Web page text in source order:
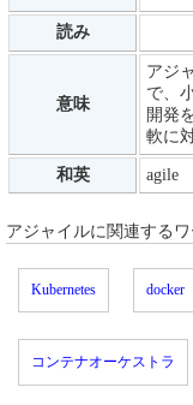
読み
意味
アジ
で、
開発
軟に
和英 agile
アジャイルに関連するワ
Kubernetes docker
コンテナオーケストラ